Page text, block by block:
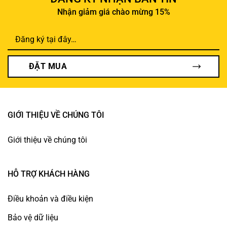
Nhận giảm giá chào mừng 15%
ĐẶT MUA
GIỚI THIỆU VỀ CHÚNG TÔI
Giới thiệu về chúng tôi
HỖ TRỢ KHÁCH HÀNG
Điều khoản và điều kiện
Bảo vệ dữ liệu